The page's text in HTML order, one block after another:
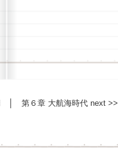
第６章 大航海時代 next >>